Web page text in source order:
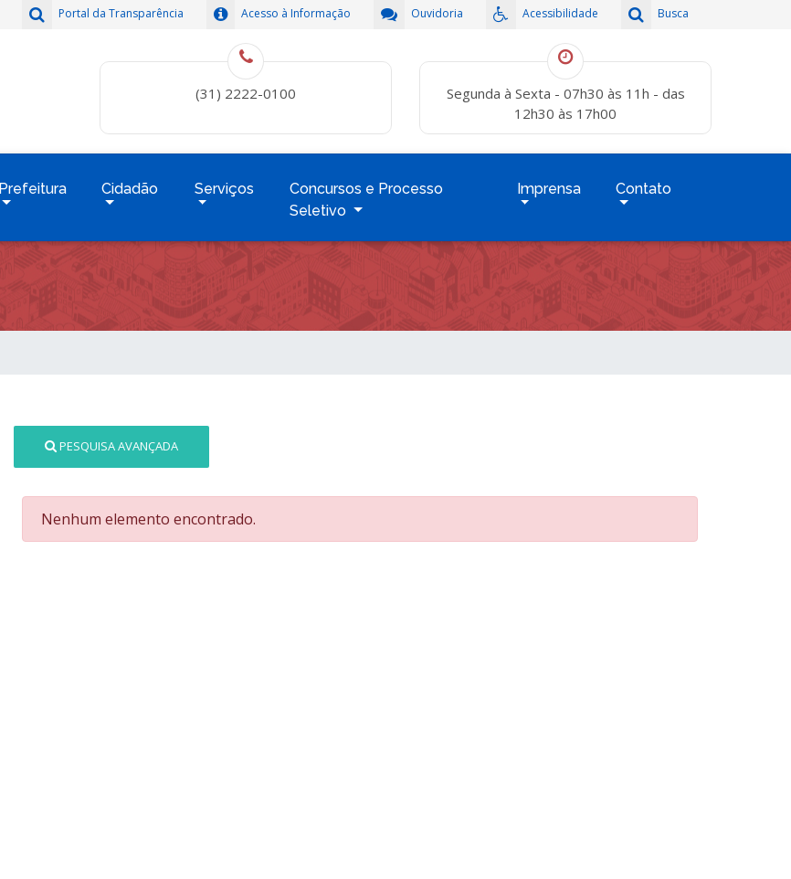
Busca
Acessibilidade
Ouvidoria
Acesso à Informação
Portal da Transparência
(31) 2222-0100
Segunda à Sexta - 07h30 às 11h - das
12h30 às 17h00
Prefeitura Cidadão Serviços
Concursos e Processo
Seletivo
Imprensa Contato
PESQUISA AVANÇADA
Nenhum elemento encontrado.